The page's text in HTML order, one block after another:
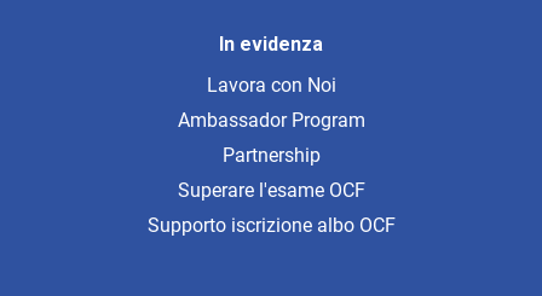
In evidenza
Lavora con Noi
Ambassador Program
Partnership
Superare l'esame OCF
Supporto iscrizione albo OCF